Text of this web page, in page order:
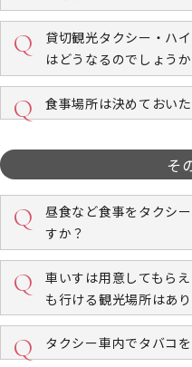
貸切観光タクシー・ハ
はどうなるのでしょう
食事場所は決めておい
そ
昼食など食事をタクシ
すか？
車いすは用意してもら
も行ける観光場所はあ
タクシー車内でタバコ